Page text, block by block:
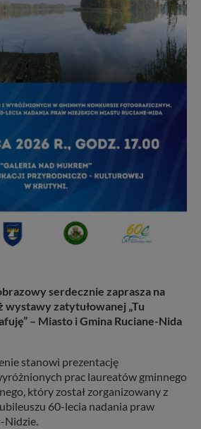
serdecznie zaprasza na
zatytułowanej „Tu
– Miasto i Gmina Ruciane-Nida
stanowi prezentację
prac laureatów gminnego
który został zorganizowany z
60-lecia nadania praw
Nidzie.